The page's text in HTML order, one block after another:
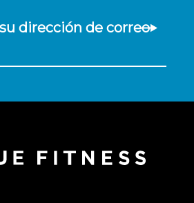
dirección de correo